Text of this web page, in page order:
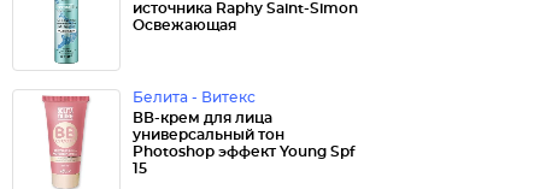
источника Raphy Saint-Simon
Освежающая
Белита - Витекс
ВВ-крем для лица
универсальный тон
Photoshop эффект Young Spf
15